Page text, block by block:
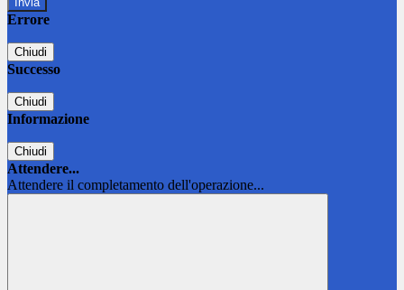
Errore
Chiudi
Successo
Chiudi
Informazione
Chiudi
Attendere...
Attendere il completamento dell'operazione...